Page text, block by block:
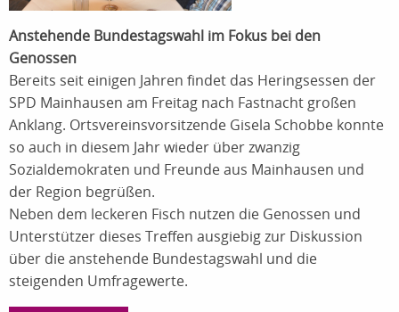
Anstehende Bundestagswahl im Fokus bei den
Genossen
Bereits seit einigen Jahren findet das Heringsessen der
SPD Mainhausen am Freitag nach Fastnacht großen
Anklang. Ortsvereinsvorsitzende Gisela Schobbe konnte
so auch in diesem Jahr wieder über zwanzig
Sozialdemokraten und Freunde aus Mainhausen und
der Region begrüßen.
Neben dem leckeren Fisch nutzen die Genossen und
Unterstützer dieses Treffen ausgiebig zur Diskussion
über die anstehende Bundestagswahl und die
steigenden Umfragewerte.